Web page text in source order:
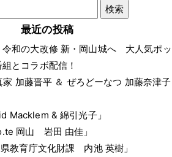
最近の投稿
令和の大改修 新・岡山城へ 大人気ポッ
とコラボ配信！
加藤晋平 ＆ ぜろどーなつ 加藤奈津子
& 綿引光子」
岡山 岩田 由佳」
教育庁文化財課 内池 英樹」